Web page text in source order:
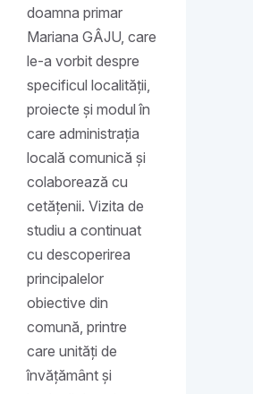
doamna primar
Mariana GÂJU, care
le-a vorbit despre
specificul localității,
proiecte și modul în
care administrația
locală comunică și
colaborează cu
cetățenii. Vizita de
studiu a continuat
cu descoperirea
principalelor
obiective din
comună, printre
care unități de
învățământ și